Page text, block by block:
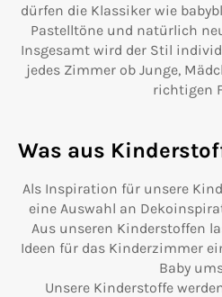
dürfen die Klassiker wie
Pastelltöne und natürlich
Insgesamt wird der Stil
jedes Zimmer ob Junge,
richtigen
Was aus
Als Inspiration für unsere
eine Auswahl an
Aus unseren Kinderstoffen
Ideen für das Kinderzimmer
Baby
Unsere Kinderstoffe